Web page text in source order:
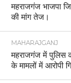
महराजगंज भाजपा
की मांग तेज।
MAHARAJGANJ
महराजगंज में पुलिस
के मामलों में आरोपी